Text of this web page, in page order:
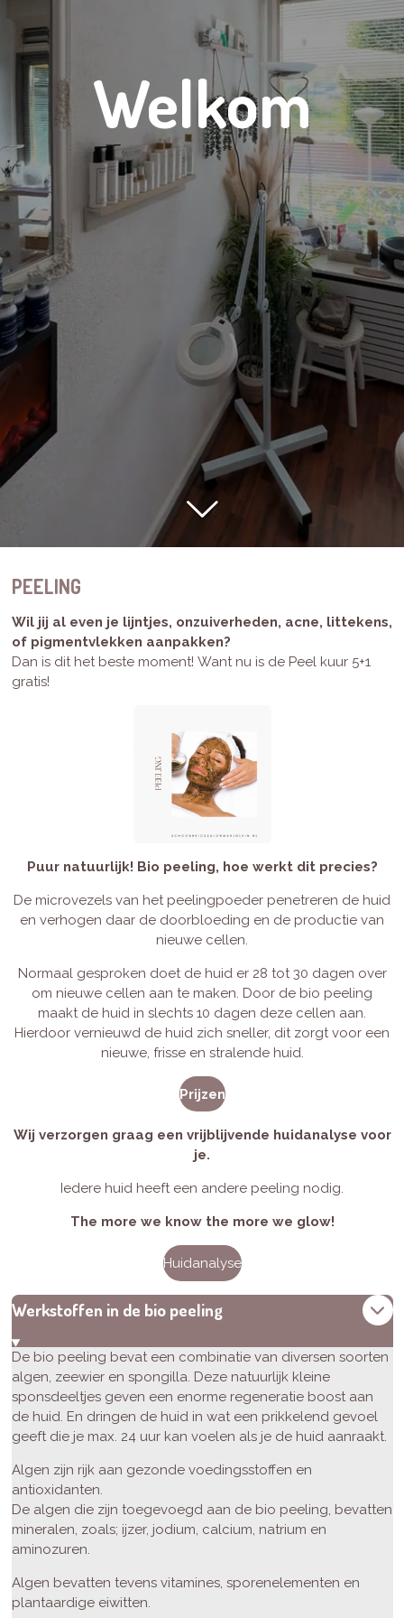
Welkom
PEELING
Wil jij al even je lijntjes, onzuiverheden, acne, littekens,
of pigmentvlekken aanpakken?
Dan is dit het beste moment! Want nu is de Peel kuur 5+1
gratis!
Puur natuurlijk! Bio peeling, hoe werkt dit precies?
De microvezels van het peelingpoeder penetreren de huid
en verhogen daar de doorbloeding en de productie van
nieuwe cellen.
Normaal gesproken doet de huid er 28 tot 30 dagen over
om nieuwe cellen aan te maken. Door de bio peeling
maakt de huid in slechts 10 dagen deze cellen aan.
Hierdoor vernieuwd de huid zich sneller, dit zorgt voor een
nieuwe, frisse en stralende huid.
Prijzen
Wij verzorgen graag een vrijblijvende huidanalyse voor
je.
Iedere huid heeft een andere peeling nodig.
The more we know the more we glow!
Huidanalyse
Werkstoffen in de bio peeling
De bio peeling bevat een combinatie van diversen soorten
algen, zeewier en spongilla. Deze natuurlijk kleine
sponsdeeltjes geven een enorme regeneratie boost aan
de huid. En dringen de huid in wat een prikkelend gevoel
geeft die je max. 24 uur kan voelen als je de huid aanraakt.
Algen zijn rijk aan gezonde voedingsstoffen en
antioxidanten.
De algen die zijn toegevoegd aan de bio peeling, bevatten
mineralen, zoals; ijzer, jodium, calcium, natrium en
aminozuren.
Algen bevatten tevens vitamines, sporenelementen en
plantaardige eiwitten.